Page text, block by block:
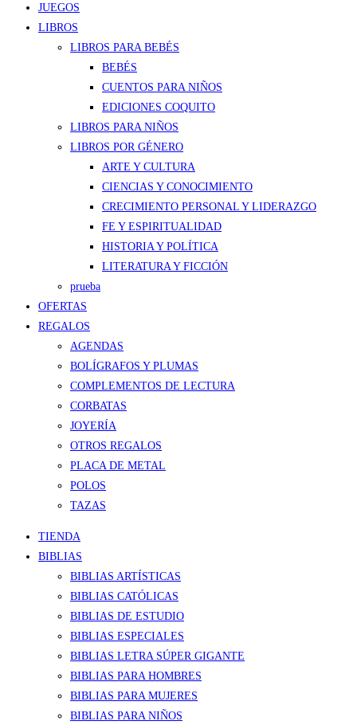
JUEGOS
LIBROS
LIBROS PARA BEBÉS
BEBÉS
CUENTOS PARA NIÑOS
EDICIONES COQUITO
LIBROS PARA NIÑOS
LIBROS POR GÉNERO
ARTE Y CULTURA
CIENCIAS Y CONOCIMIENTO
CRECIMIENTO PERSONAL Y LIDERAZGO
FE Y ESPIRITUALIDAD
HISTORIA Y POLÍTICA
LITERATURA Y FICCIÓN
prueba
OFERTAS
REGALOS
AGENDAS
BOLÍGRAFOS Y PLUMAS
COMPLEMENTOS DE LECTURA
CORBATAS
JOYERÍA
OTROS REGALOS
PLACA DE METAL
POLOS
TAZAS
TIENDA
BIBLIAS
BIBLIAS ARTÍSTICAS
BIBLIAS CATÓLICAS
BIBLIAS DE ESTUDIO
BIBLIAS ESPECIALES
BIBLIAS LETRA SÚPER GIGANTE
BIBLIAS PARA HOMBRES
BIBLIAS PARA MUJERES
BIBLIAS PARA NIÑOS